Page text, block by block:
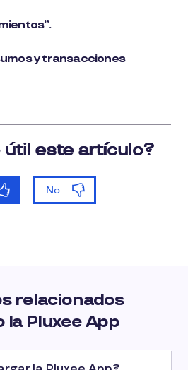
y transacciones
relacionados
la Pluxee App